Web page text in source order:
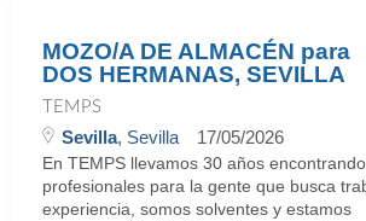
MOZO/A DE ALMACÉN para
DOS HERMANAS, SEVILLA
TEMPS
Sevilla, Sevilla 17/05/2026
En TEMPS llevamos 30 años
profesionales para la gente que busca
experiencia, somos solventes y estamos